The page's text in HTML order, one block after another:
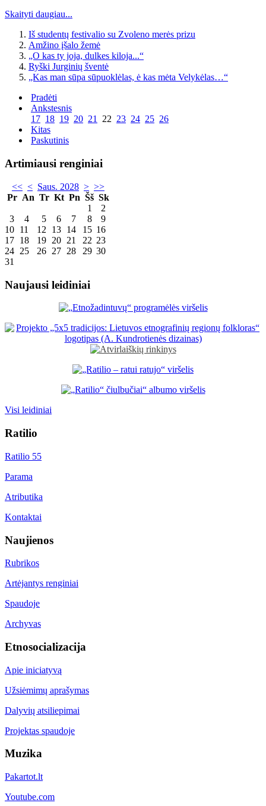
Skaityti daugiau...
Iš studentų festivalio su Zvoleno merės prizu
Amžino įšalo žemė
„O kas ty joja, dulkes kiloja...“
Ryški Jurginių šventė
„Kas man sūpa sūpuoklėlas, ė kas mėta Velykėlas…“
Pradėti
Ankstesnis
17 18 19 20 21 22 23 24 25 26
Kitas
Paskutinis
Artimiausi renginiai
<< < Saus. 2028 > >>
Pr An Tr Kt Pn Šš Sk
1
2
3
4 5 6 7 8
9
10 11 12 13 14 15 16
17 18 19 20 21 22 23
24 25 26 27 28 29 30
31
Naujausi leidiniai
Visi leidiniai
Ratilio
Ratilio 55
Parama
Atributika
Kontaktai
Naujienos
Rubrikos
Artėjantys renginiai
Spaudoje
Archyvas
Etnosocializacija
Apie iniciatyvą
Užsiėmimų aprašymas
Dalyvių atsiliepimai
Projektas spaudoje
Muzika
Pakartot.lt
Youtube.com